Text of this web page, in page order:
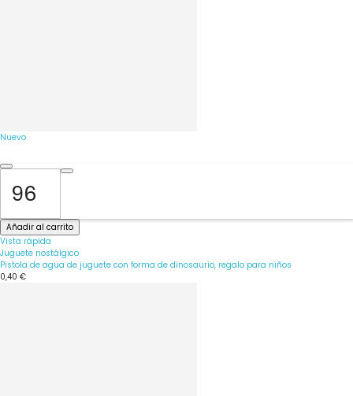
Nuevo
Añadir al carrito
Vista rápida
Juguete nostálgico
Pistola de agua de juguete con forma de dinosaurio, regalo para niños
0,40 €